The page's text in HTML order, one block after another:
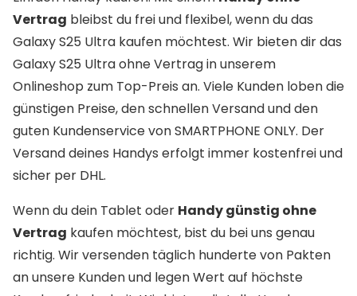
Vertrag bleibst du frei und flexibel, wenn du das
Galaxy S25 Ultra kaufen möchtest. Wir bieten dir das
Galaxy S25 Ultra ohne Vertrag in unserem
Onlineshop zum Top-Preis an. Viele Kunden loben die
günstigen Preise, den schnellen Versand und den
guten Kundenservice von SMARTPHONE ONLY. Der
Versand deines Handys erfolgt immer kostenfrei und
sicher per DHL.
Wenn du dein Tablet oder Handy günstig ohne
Vertrag kaufen möchtest, bist du bei uns genau
richtig. Wir versenden täglich hunderte von Pakten
an unsere Kunden und legen Wert auf höchste